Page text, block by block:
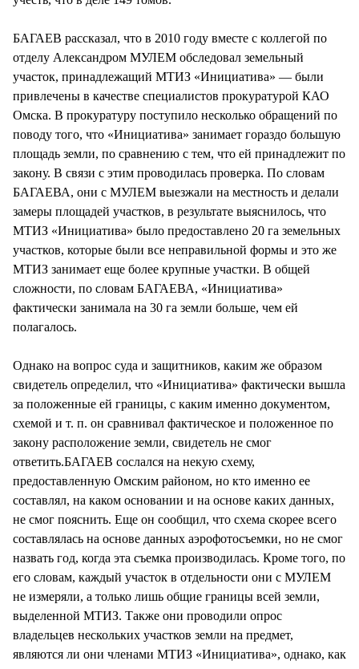
БАГАЕВ рассказал, что в 2010 году вместе с коллегой по
отделу Александром МУЛЕМ обследовал земельный
участок, принадлежащий МТИЗ «Инициатива» — были
привлечены в качестве специалистов прокуратурой КАО
Омска. В прокуратуру поступило несколько обращений по
поводу того, что «Инициатива» занимает гораздо большую
площадь земли, по сравнению с тем, что ей принадлежит по
закону. В связи с этим проводилась проверка. По словам
БАГАЕВА, они с МУЛЕМ выезжали на местность и делали
замеры площадей участков, в результате выяснилось, что
МТИЗ «Инициатива» было предоставлено 20 га земельных
участков, которые были все неправильной формы и это же
МТИЗ занимает еще более крупные участки. В общей
сложности, по словам БАГАЕВА, «Инициатива»
фактически занимала на 30 га земли больше, чем ей
полагалось.
Однако на вопрос суда и защитников, каким же образом
свидетель определил, что «Инициатива» фактически вышла
за положенные ей границы, с каким именно документом,
схемой и т. п. он сравнивал фактическое и положенное по
закону расположение земли, свидетель не смог
ответить.БАГАЕВ сослался на некую схему,
предоставленную Омским районом, но кто именно ее
составлял, на каком основании и на основе каких данных,
не смог пояснить. Еще он сообщил, что схема скорее всего
составлялась на основе данных аэрофотосъемки, но не смог
назвать год, когда эта съемка производилась. Кроме того, по
его словам, каждый участок в отдельности они с МУЛЕМ
не измеряли, а только лишь общие границы всей земли,
выделенной МТИЗ. Также они проводили опрос
владельцев нескольких участков земли на предмет,
являются ли они членами МТИЗ «Инициатива», однако, как